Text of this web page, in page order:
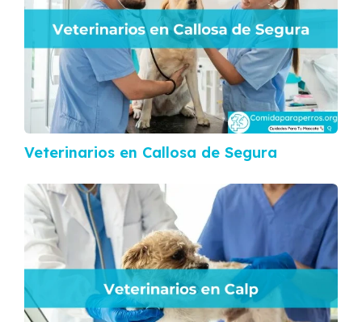
Veterinarios en Callosa de Segura